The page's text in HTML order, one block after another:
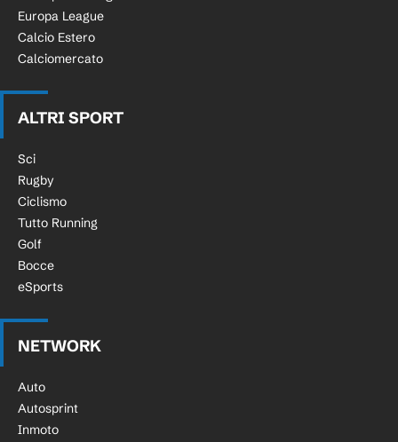
Europa League
Calcio Estero
Calciomercato
ALTRI SPORT
Sci
Rugby
Ciclismo
Tutto Running
Golf
Bocce
eSports
NETWORK
Auto
Autosprint
Inmoto